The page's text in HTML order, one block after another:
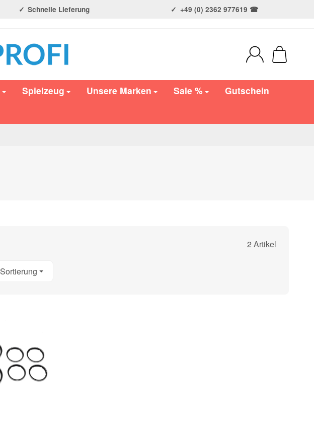
Schnelle Lieferung +49 (0) 2362 977619 ☎
Spielzeug Unsere Marken Sale %
Gutschein
2 Artikel
Sortierung